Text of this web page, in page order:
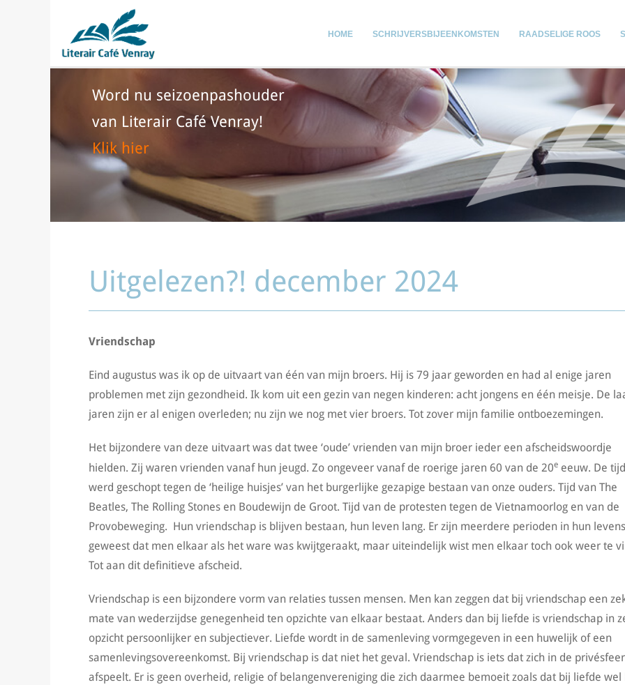
HOME SCHRIJVERSBIJEENKOMSTEN RAADSELIGE ROOS
Word nu seizoenpashouder
van Literair Café Venray!
Klik hier
Uitgelezen?! december 2024
Vriendschap
Eind augustus was ik op de uitvaart van één van mijn broers. Hij is 79 jaar geworden en had al enige jaren
problemen met zijn gezondheid. Ik kom uit een gezin van negen kinderen: acht jongens en één meisje. De
jaren zijn er al enigen overleden; nu zijn we nog met vier broers. Tot zover mijn familie ontboezemingen.
Het bijzondere van deze uitvaart was dat twee ‘oude’ vrienden van mijn broer ieder een afscheidswoordje
hielden. Zij waren vrienden vanaf hun jeugd. Zo ongeveer vanaf de roerige jaren 60 van de 20e eeuw. De
werd geschopt tegen de ‘heilige huisjes’ van het burgerlijke gezapige bestaan van onze ouders. Tijd van The
Beatles, The Rolling Stones en Boudewijn de Groot. Tijd van de protesten tegen de Vietnamoorlog en van de
Provobeweging. Hun vriendschap is blijven bestaan, hun leven lang. Er zijn meerdere perioden in hun levens
geweest dat men elkaar als het ware was kwijtgeraakt, maar uiteindelijk wist men elkaar toch ook weer te
Tot aan dit definitieve afscheid.
Vriendschap is een bijzondere vorm van relaties tussen mensen. Men kan zeggen dat bij vriendschap een
mate van wederzijdse genegenheid ten opzichte van elkaar bestaat. Anders dan bij liefde is vriendschap in
opzicht persoonlijker en subjectiever. Liefde wordt in de samenleving vormgegeven in een huwelijk of een
samenlevingsovereenkomst. Bij vriendschap is dat niet het geval. Vriendschap is iets dat zich in de privésfeer
afspeelt. Er is geen overheid, religie of belangenvereniging die zich daarmee bemoeit zoals dat bij liefde wel